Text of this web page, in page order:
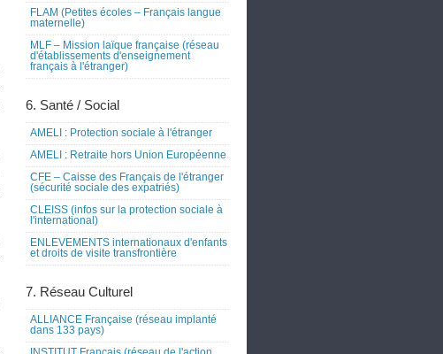
FLAM (Petites écoles – Français langue
maternelle)
MLF – Mission laïque française (réseau
d'établissements d'enseignement
français à l'étranger)
6. Santé / Social
AMELI : Protection sociale à l'étranger
AMELI : Retraite hors Union Européenne
CFE – Caisse des Français de l'étranger
(sécurité sociale des expatriés)
CLEISS (infos sur la protection sociale à
l'international)
ENLEVEMENTS internationaux d'enfants
et droits de visite transfrontière
7. Réseau Culturel
ALLIANCE Française (réseau implanté
dans 133 pays)